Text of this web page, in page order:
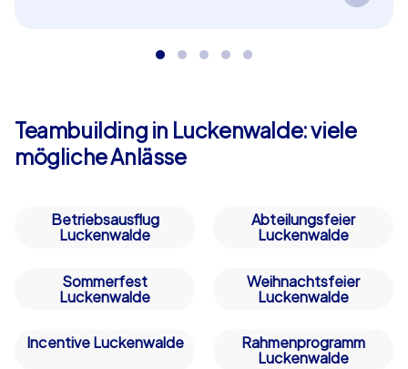
Zusammenarbeit und Wissensdurst – perfekt als
Teambuilding in Luckenwalde: viele
mögliche Anlässe
Betriebsausflug
Luckenwalde
Abteilungsfeier
Luckenwalde
Sommerfest
Luckenwalde
Weihnachtsfeier
Luckenwalde
Incentive Luckenwalde
Rahmenprogramm
Luckenwalde